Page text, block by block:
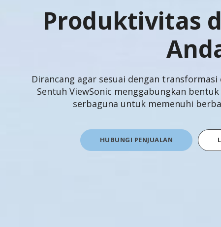
Produktivitas
Dirancang agar sesuai dengan
Sentuh ViewSonic menggabungkan
serbaguna untuk memenuhi
HUBUNGI PENJUALAN